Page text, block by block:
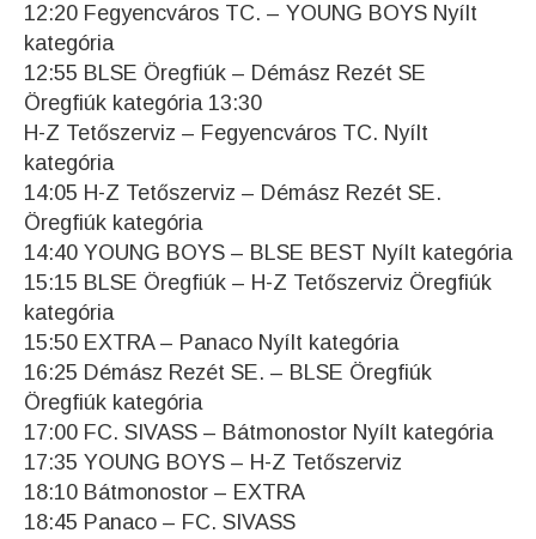
12:20 Fegyencváros TC. – YOUNG BOYS Nyílt
kategória
12:55 BLSE Öregfiúk – Démász Rezét SE
Öregfiúk kategória 13:30
H-Z Tetőszerviz – Fegyencváros TC. Nyílt
kategória
14:05 H-Z Tetőszerviz – Démász Rezét SE.
Öregfiúk kategória
14:40 YOUNG BOYS – BLSE BEST Nyílt kategória
15:15 BLSE Öregfiúk – H-Z Tetőszerviz Öregfiúk
kategória
15:50 EXTRA – Panaco Nyílt kategória
16:25 Démász Rezét SE. – BLSE Öregfiúk
Öregfiúk kategória
17:00 FC. SIVASS – Bátmonostor Nyílt kategória
17:35 YOUNG BOYS – H-Z Tetőszerviz
18:10 Bátmonostor – EXTRA
18:45 Panaco – FC. SIVASS